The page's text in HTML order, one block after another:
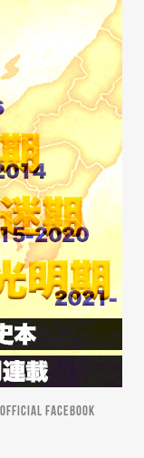
OFFICIAL FACEBOOK